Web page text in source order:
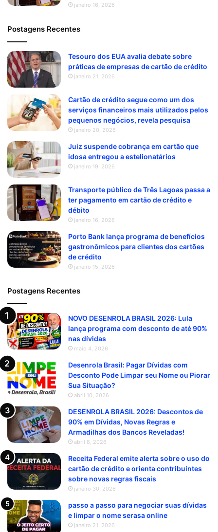
janeiro 16, 2026
Postagens Recentes
Tesouro dos EUA avalia debate sobre
práticas de empresas de cartão de crédito
janeiro 21, 2026
Cartão de crédito segue como um dos
serviços financeiros mais utilizados pelos
pequenos negócios, revela pesquisa
janeiro 20, 2026
Juiz suspende cobrança em cartão que
idosa entregou a estelionatários
janeiro 19, 2026
Transporte público de Três Lagoas passa a
ter pagamento em cartão de crédito e
débito
janeiro 16, 2026
Porto Bank lança programa de benefícios
gastronômicos para clientes dos cartões
de crédito
janeiro 15, 2026
Postagens Recentes
NOVO DESENROLA BRASIL 2026: Lula
lança programa com desconto de até 90%
nas dívidas
maio 4, 2026
Desenrola Brasil: Pagar Dívidas com
Desconto Pode Limpar seu Nome ou Piorar
Sua Situação?
abril 10, 2026
DESENROLA BRASIL 2026: Descontos de
90% em Dívidas, Novas Regras e
Armadilhas dos Bancos Reveladas!
abril 8, 2026
Receita Federal emite alerta sobre o uso do
cartão de crédito e orienta contribuintes
sobre novas regras fiscais
janeiro 30, 2026
passo a passo para negociar suas dívidas
e limpar o nome serasa online
janeiro 21, 2026